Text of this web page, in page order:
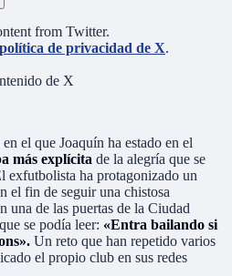
from Twitter.
política de privacidad de X.
de X
el que Joaquín ha estado en el
más explícita de la alegría que se
exfutbolista ha protagonizado un
el fin de seguir una chistosa
una de las puertas de la Ciudad
se podía leer: «Entra bailando si
Un reto que han repetido varios
el propio club en sus redes